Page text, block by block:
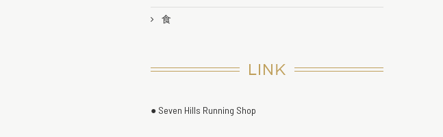
食
LINK
● Seven Hills Running Shop